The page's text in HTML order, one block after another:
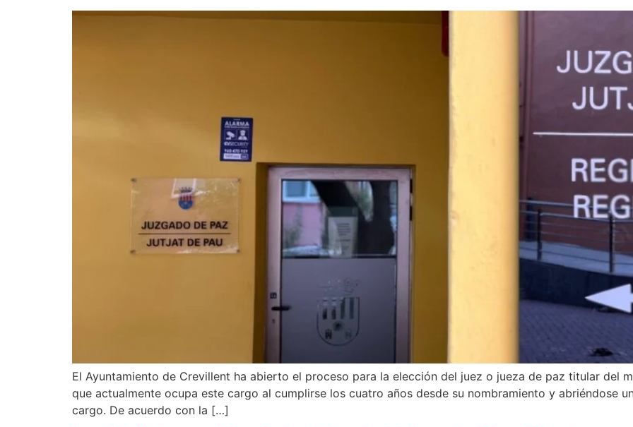
El Ayuntamiento de Crevillent ha abierto el proceso para la elección del juez o jueza de paz titular del
que actualmente ocupa este cargo al cumplirse los cuatro años desde su nombramiento y abriéndose
cargo. De acuerdo con la […]